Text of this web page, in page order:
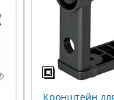
Кронштейн